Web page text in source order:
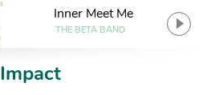
Inner Meet Me
THE BETA BAND
Impact